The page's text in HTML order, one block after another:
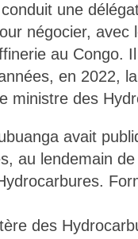
une
négocier, avec
au Congo.
en 2022,
ministre des
avait
au lendemain
des